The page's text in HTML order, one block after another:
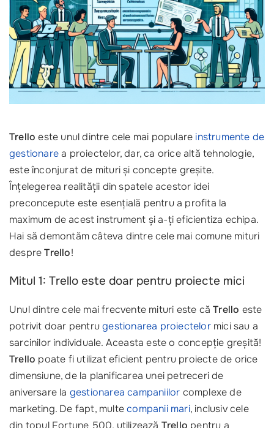
Trello este unul dintre cele mai populare instrumente de
gestionarea proiectelor, dar, ca orice altă tehnologie,
este înconjurat de mituri și concepte greșite.
Înțelegerea realității din spatele acestor idei
preconcepute este esențială pentru a profita la
maximum de acest instrument și a-ți eficientiza echipa.
Hai să demontăm câteva dintre cele mai comune mituri
despreTrello!
Mitul 1: Trello este doar pentru proiecte mici
Unul dintre cele mai frecvente mituri este căTrello este
potrivit doar pentrugestionarea proiectelormici sau a
sarcinilor individuale. Aceasta este o concepție greșită!
Trello poate fi utilizat eficient pentru proiecte de orice
dimensiune, de la planificarea unei petreceri de
aniversare la gestionarea campaniilor complexe de
marketing. De fapt, multecompanii mari, inclusiv cele
din topul Fortune 500, utilizează Trello pentru a